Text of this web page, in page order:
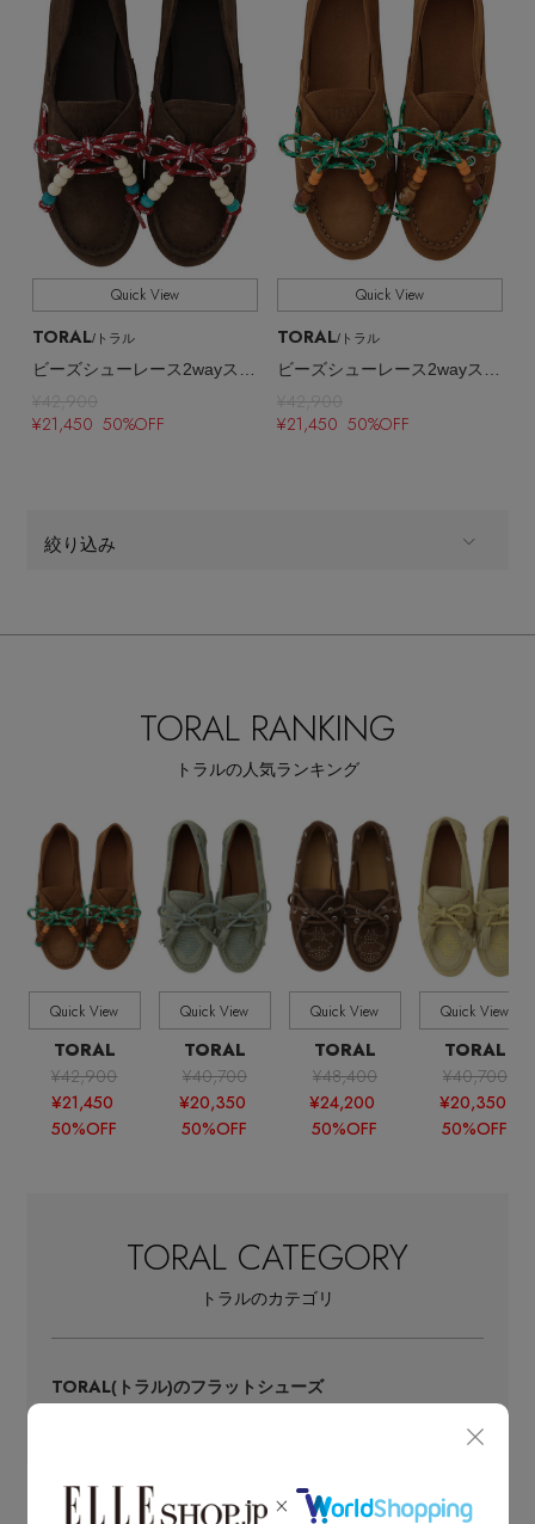
Quick View
TORAL/トラル
ビーズシューレース2wayスエードモカシン
¥42,900
¥21,450 50%OFF
Quick View
TORAL/トラル
ビーズシューレース2wayスエードモカシン
¥42,900
¥21,450 50%OFF
絞り込み
全てのカラー
全てのシューズサイズ
販売状況 すべて
価格 全ての価格
TORAL RANKING
トラルの人気ランキング
Quick View
TORAL
¥42,900
¥21,450
50%OFF
Quick View
TORAL
¥40,700
¥20,350
50%OFF
Quick View
TORAL
¥48,400
¥24,200
50%OFF
Quick View
TORAL
¥40,700
¥20,350
50%OFF
TORAL CATEGORY
トラルのカテゴリ
TORAL(トラル)のフラットシューズ